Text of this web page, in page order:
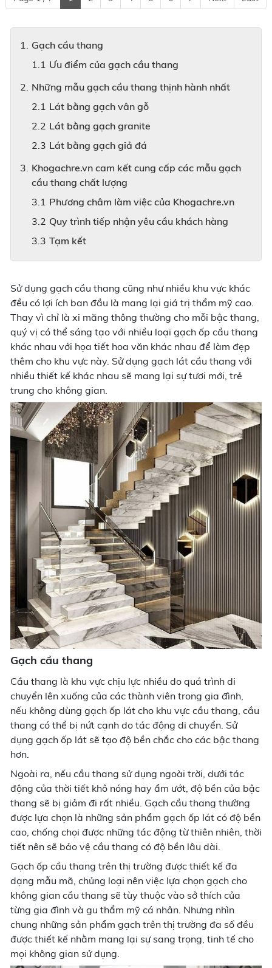
Gạch cầu thang
Ưu điểm của gạch cầu thang
Những mẫu gạch cầu thang thịnh hành nhất
Lát bằng gạch vân gỗ
Lát bằng gạch granite
Lát bằng gạch giả đá
Khogachre.vn cam kết cung cấp các mẫu gạch
cầu thang chất lượng
Phương châm làm việc của Khogachre.vn
Quy trình tiếp nhận yêu cầu khách hàng
Tạm kết
Sử dụng gạch cầu thang cũng như nhiều khu vực khác
đều có lợi ích ban đầu là mang lại giá trị thẩm mỹ cao.
Thay vì chỉ là xi măng thông thường cho mỗi bậc thang,
quý vị có thể sáng tạo với nhiều loại gạch ốp cầu thang
khác nhau với họa tiết hoa văn khác nhau để làm đẹp
thêm cho khu vực này. Sử dụng gạch lát cầu thang với
nhiều thiết kế khác nhau sẽ mang lại sự tươi mới, trẻ
trung cho không gian.
Gạch cầu thang
Cầu thang là khu vực chịu lực nhiều do quá trình di
chuyển lên xuống của các thành viên trong gia đình,
nếu không dùng gạch ốp lát cho khu vực cầu thang, cầu
thang có thể bị nứt cạnh do tác động di chuyển. Sử
dụng gạch ốp lát sẽ tạo độ bền chắc cho các bậc thang
hơn.
Ngoài ra, nếu cầu thang sử dụng ngoài trời, dưới tác
động của thời tiết khô nóng hay ẩm ướt, độ bền của bậc
thang sẽ bị giảm đi rất nhiều. Gạch cầu thang thường
được lựa chọn là những sản phẩm gạch ốp lát có độ bền
cao, chống chọi được những tác động từ thiên nhiên, thời
tiết nên sẽ bảo vệ cầu thang có độ bền lâu dài.
Gạch ốp cầu thang trên thị trường được thiết kế đa
dạng mẫu mã, chủng loại nên việc lựa chọn gạch cho
không gian cầu thang sẽ tùy thuộc vào sở thích của
từng gia đình và gu thẩm mỹ cá nhân. Nhưng nhìn
chung những sản phẩm gạch trên thị trường đa số đều
được thiết kế nhằm mang lại sự sang trọng, tinh tế cho
mọi không gian sử dụng.